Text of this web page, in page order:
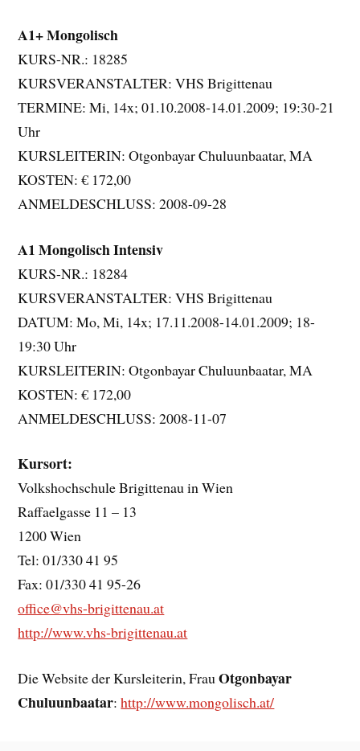
A1+ Mongolisch
KURS-NR.: 18285
KURSVERANSTALTER: VHS Brigittenau
TERMINE: Mi, 14x; 01.10.2008-14.01.2009; 19:30-21
Uhr
KURSLEITERIN: Otgonbayar Chuluunbaatar, MA
KOSTEN: € 172,00
ANMELDESCHLUSS: 2008-09-28
A1 Mongolisch Intensiv
KURS-NR.: 18284
KURSVERANSTALTER: VHS Brigittenau
DATUM: Mo, Mi, 14x; 17.11.2008-14.01.2009; 18-
19:30 Uhr
KURSLEITERIN: Otgonbayar Chuluunbaatar, MA
KOSTEN: € 172,00
ANMELDESCHLUSS: 2008-11-07
Kursort:
Volkshochschule Brigittenau in Wien
Raffaelgasse 11 – 13
1200 Wien
Tel: 01/330 41 95
Fax: 01/330 41 95-26
office@vhs-brigittenau.at
http://www.vhs-brigittenau.at
Die Website der Kursleiterin, FrauOtgonbayar
Chuluunbaatar:http://www.mongolisch.at/